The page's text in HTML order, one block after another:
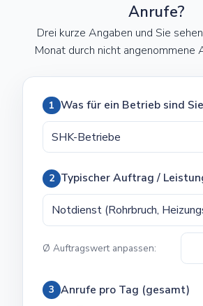
Anrufe?
Drei kurze Angaben und Sie
Monat durch nicht angenommene
1 Was für ein Betrieb sind
2 Typischer Auftrag /
Ø Auftragswert anpassen:
3 Anrufe pro Tag (gesamt)